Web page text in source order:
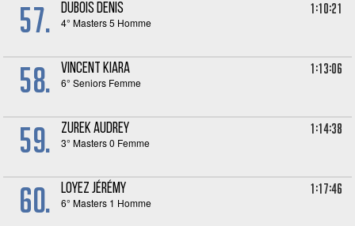
57. DUBOIS Denis
4° Masters 5 Homme
1:10:21
58. VINCENT Kiara
6° Seniors Femme
1:13:06
59. ZUREK Audrey
3° Masters 0 Femme
1:14:38
60. LOYEZ Jérémy
6° Masters 1 Homme
1:17:46